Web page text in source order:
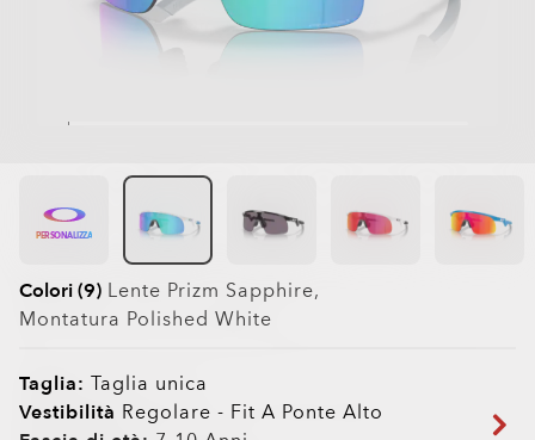
PERSONALIZZA
Colori (9) Lente Prizm Sapphire,
Montatura Polished White
Taglia: Taglia unica
Vestibilità Regolare - Fit A Ponte Alto